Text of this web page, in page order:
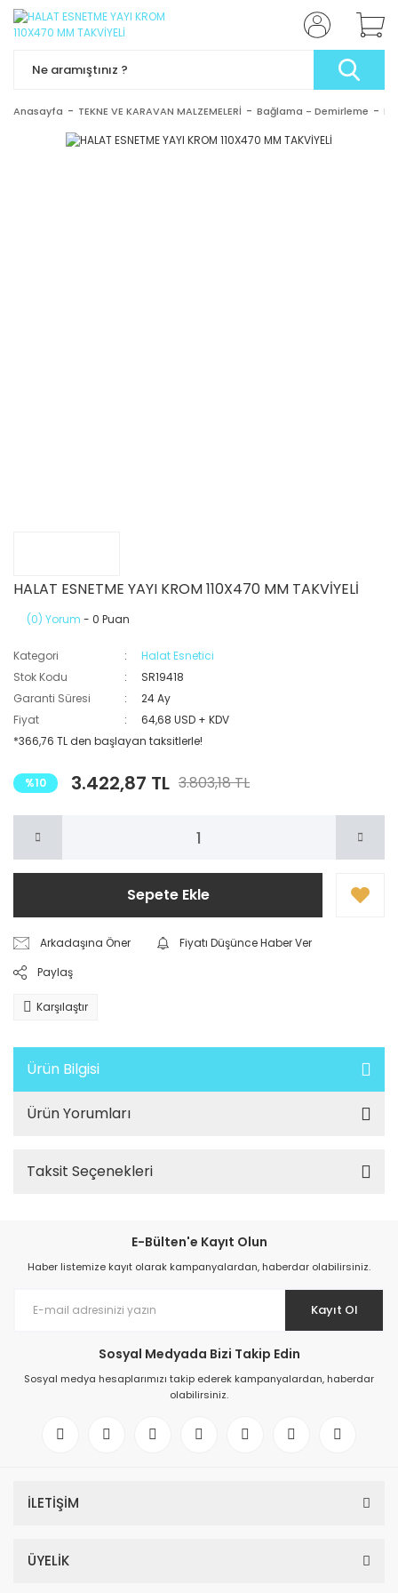
Anasayfa TEKNE VE KARAVAN MALZEMELERİ Bağlama - Demirleme
HALAT ESNETME YAYI KROM 110X470 MM TAKVİYELİ
(0) Yorum - 0 Puan
Kategori
Halat Esnetici
Stok Kodu
SR19418
Garanti Süresi
24 Ay
Fiyat
64,68 USD + KDV
*366,76 TL den başlayan taksitlerle!
%10 3.422,87 TL 3.803,18 TL
Sepete Ekle
Arkadaşına Öner
Fiyatı Düşünce Haber Ver
Paylaş
Karşılaştır
Ürün Bilgisi
Ürün Yorumları
Taksit Seçenekleri
E-Bülten'e Kayıt Olun
Haber listemize kayıt olarak kampanyalardan, haberdar olabilirsiniz.
Kayıt Ol
Sosyal Medyada Bizi Takip Edin
Sosyal medya hesaplarımızı takip ederek kampanyalardan, haberdar
olabilirsiniz.
İLETİŞİM
ÜYELİK